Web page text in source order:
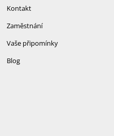
Kontakt
Zaměstnání
Vaše připomínky
Blog